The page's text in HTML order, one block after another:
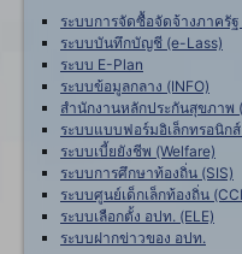
ระบบการจัดซื้อจัดจ้างภาครัฐ
ระบบบันทึกบัญชี (e-Lass)
ระบบ E-Plan
ระบบข้อมูลกลาง (INFO)
สำนักงานหลักประกันสุขภาพ
ระบบแบบฟอร์มอิเล็กทรอนิก
ระบบเบี้ยยังชีพ (Welfare)
ระบบการศึกษาท้องถิ่น (SIS)
ระบบศูนย์เด็กเล็กท้องถิ่น
ระบบเลือกตั้ง อปท. (ELE)
ระบบฝากข่าวของ อปท.